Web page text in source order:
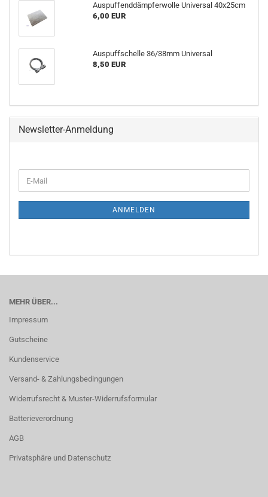
Auspuffenddämpferwolle Universal 40x25cm
6,00 EUR
Auspuffschelle 36/38mm Universal
8,50 EUR
Newsletter-Anmeldung
E-
Mail
ANMELDEN
MEHR ÜBER...
Impressum
Gutscheine
Kundenservice
Versand- & Zahlungsbedingungen
Widerrufsrecht & Muster-Widerrufsformular
Batterieverordnung
AGB
Privatsphäre und Datenschutz